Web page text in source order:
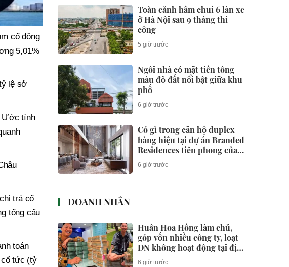
cổ đông
5,01%
lệ sở
Ước tính
trả cổ
tổng cấu
toán
cổ tức (tỷ
Toàn cảnh hầm chui 6 làn xe
ở Hà Nội sau 9 tháng thi
công
5 giờ trước
Ngôi nhà có mặt tiền tông
màu đỏ đất nổi bật giữa khu
phố
6 giờ trước
Có gì trong căn hộ duplex
hàng hiệu tại dự án Branded
Residences tiên phong của
KĐT Ciputra?
6 giờ trước
DOANH NHÂN
Huấn Hoa Hồng làm chủ,
góp vốn nhiều công ty, loạt
DN không hoạt động tại địa
chỉ
6 giờ trước